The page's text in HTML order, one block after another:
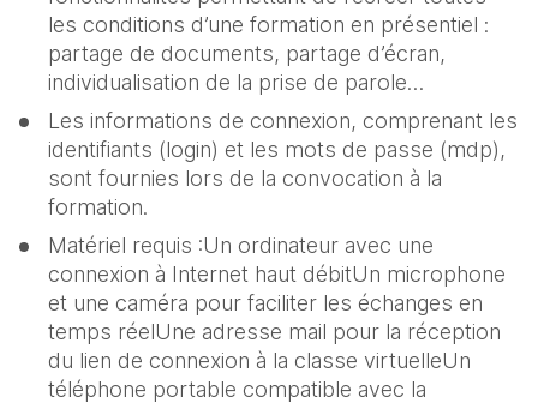
les conditions d’une formation en présentiel :
partage de documents, partage d’écran,
individualisation de la prise de parole…
Les informations de connexion, comprenant les
identifiants (login) et les mots de passe (mdp),
sont fournies lors de la convocation à la
formation.
Matériel requis :Un ordinateur avec une
connexion à Internet haut débitUn microphone
et une caméra pour faciliter les échanges en
temps réelUne adresse mail pour la réception
du lien de connexion à la classe virtuelleUn
téléphone portable compatible avec la